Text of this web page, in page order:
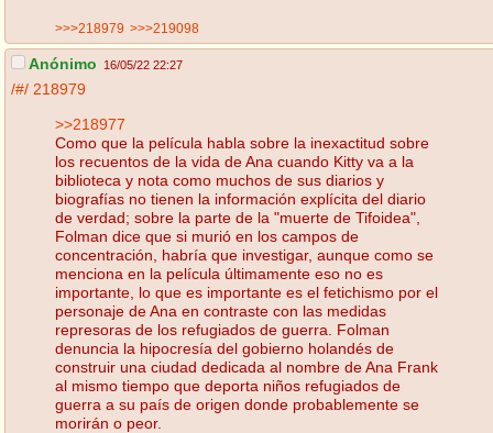
>>>218979 >>>219098
Anónimo 16/05/22 22:27
/#/ 218979
>>218977
Como que la película habla sobre la inexactitud sobre
los recuentos de la vida de Ana cuando Kitty va a la
biblioteca y nota como muchos de sus diarios y
biografías no tienen la información explícita del diario
de verdad; sobre la parte de la "muerte de Tifoidea",
Folman dice que si murió en los campos de
concentración, habría que investigar, aunque como se
menciona en la película últimamente eso no es
importante, lo que es importante es el fetichismo por el
personaje de Ana en contraste con las medidas
represoras de los refugiados de guerra. Folman
denuncia la hipocresía del gobierno holandés de
construir una ciudad dedicada al nombre de Ana Frank
al mismo tiempo que deporta niños refugiados de
guerra a su país de origen donde probablemente se
morirán o peor.